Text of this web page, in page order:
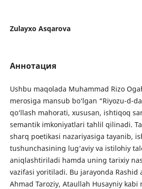
Zulayxo Asqarova
Аннотация
Ushbu maqolada Muhammad Rizo
merosiga mansub bo‘lgan “Riyozu-d-
qo‘llash mahorati, xususan, ishtiqoq
semantik imkoniyatlari tahlil qilinadi.
sharq poetikasi nazariyasiga tayanib,
tushunchasining lug‘aviy va istilohiy
aniqlashtiriladi hamda uning tarixiy
vazifasi yoritiladi. Bu jarayonda Rashid
Ahmad Taroziy, Ataullah Husayniy kabi